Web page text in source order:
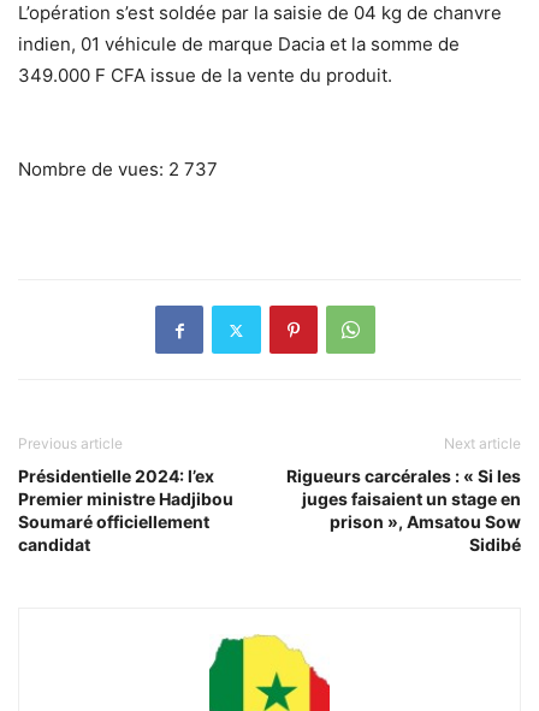
L’opération s’est soldée par la saisie de 04 kg de chanvre
indien, 01 véhicule de marque Dacia et la somme de
349.000 F CFA issue de la vente du produit.
Nombre de vues: 2 737
Previous article
Présidentielle 2024: l’ex
Premier ministre Hadjibou
Soumaré officiellement
candidat
Next article
Rigueurs carcérales : « Si les
juges faisaient un stage en
prison », Amsatou Sow
Sidibé